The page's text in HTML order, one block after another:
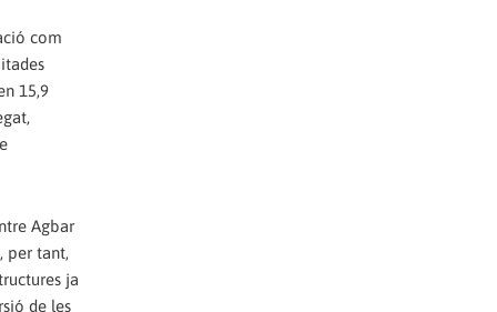
com
15,9
Agbar
per tant,
ja
de les